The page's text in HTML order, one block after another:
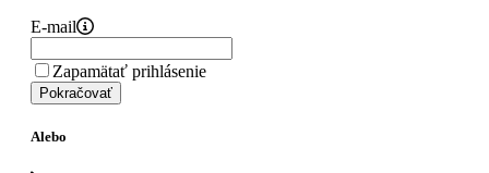
E-mail
Zapamätať prihlásenie
Pokračovať
Alebo